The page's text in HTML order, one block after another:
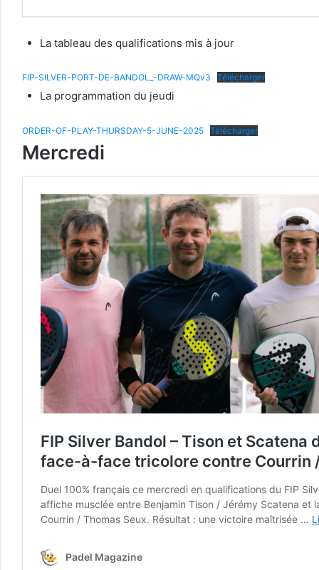
La tableau des qualifications mis à jour
FIP-SILVER-PORT-DE-BANDOL_-DRAW-MQv3 Télécharger
La programmation du jeudi
ORDER-OF-PLAY-THURSDAY-5-JUNE-2025 Télécharger
Mercredi